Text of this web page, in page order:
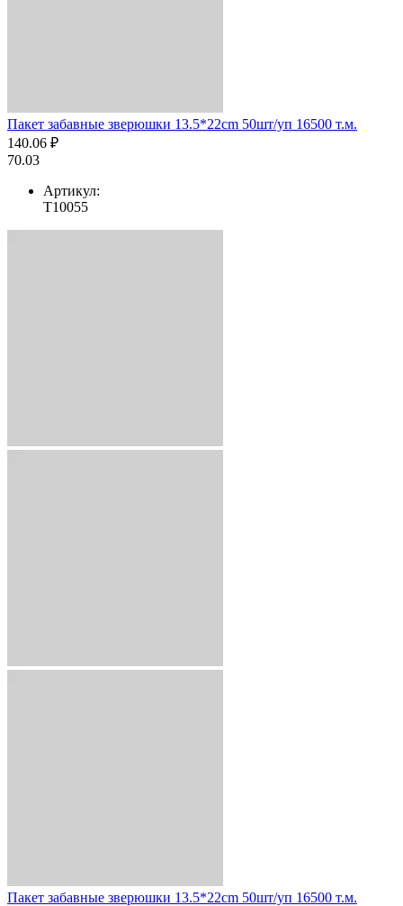
Пакет забавные зверюшки 13.5*22cm 50шт/уп 16500 т.м.
140.06 ₽
70.03
Артикул:
T10055
Пакет забавные зверюшки 13.5*22cm 50шт/уп 16500 т.м.